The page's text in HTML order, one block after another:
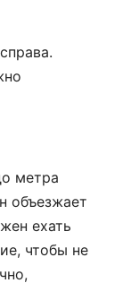
метра
объезжает
ехать
чтобы не